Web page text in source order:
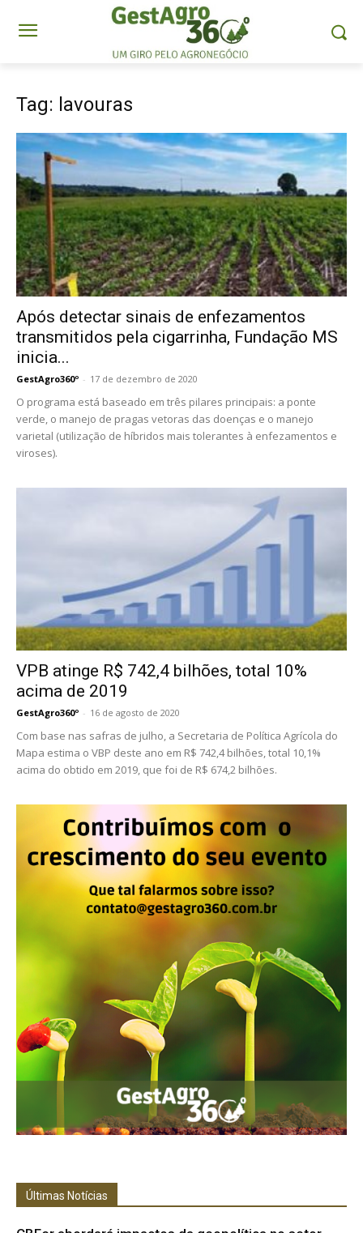
Tag: lavouras
Após detectar sinais de enfezamentos
transmitidos pela cigarrinha, Fundação MS
inicia...
GestAgro360º - 17 de dezembro de 2020
O programa está baseado em três pilares principais: a ponte
verde, o manejo de pragas vetoras das doenças e o manejo
varietal (utilização de híbridos mais tolerantes à enfezamentos e
viroses).
VPB atinge R$ 742,4 bilhões, total 10%
acima de 2019
GestAgro360º - 16 de agosto de 2020
Com base nas safras de julho, a Secretaria de Política Agrícola do
Mapa estima o VBP deste ano em R$ 742,4 bilhões, total 10,1%
acima do obtido em 2019, que foi de R$ 674,2 bilhões.
Últimas Notícias